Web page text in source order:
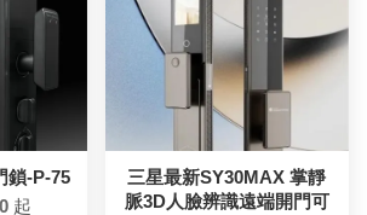
鎖-P-75
起
三星最新SY30MAX 掌靜
脈3D人臉辨識遠端開門可